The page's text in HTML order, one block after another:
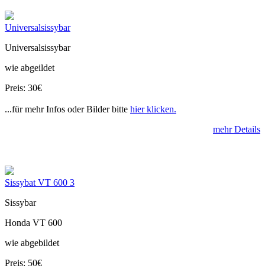
Universalsissybar
Universalsissybar
wie abgeildet
Preis: 30€
...für mehr Infos oder Bilder bitte hier klicken.
mehr Details
Sissybat VT 600 3
Sissybar
Honda VT 600
wie abgebildet
Preis: 50€